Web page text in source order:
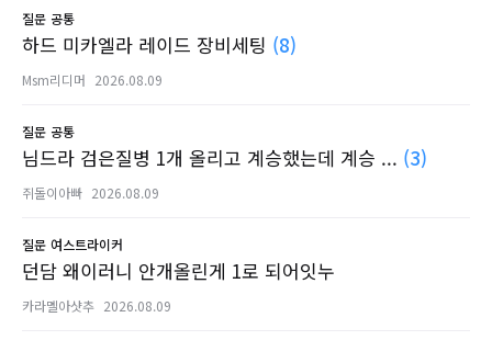
질문 공통
하드 미카엘라 레이드 장비세팅 (8)
Msm리디머 2026.08.09
질문 공통
님드라 검은질병 1개 올리고 계승했는데 계승 ... (3)
쥐돌이아빠 2026.08.09
질문 여스트라이커
던담 왜이러니 안개올린게 1로 되어잇누
카라멜아샷추 2026.08.09